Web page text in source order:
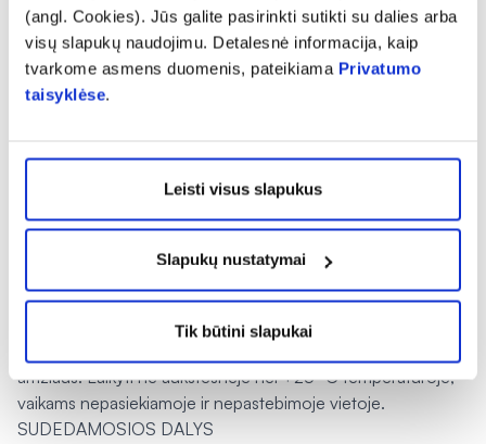
(angl. Cookies). Jūs galite pasirinkti sutikti su dalies arba
visų slapukų naudojimu. Detalesnė informacija, kaip
tvarkome asmens duomenis, pateikiama Privatumo
taisyklėse.
Leisti visus slapukus
Slapukų nustatymai
Tik būtini slapukai
Vitaminas D 10 µg
200
%
*RMV– referencinė maistinė vertė.
Grynasis kiekis: 122 g
nevartoti kaip maisto pakaitalo. Svarbu įvairi, subalansuota
mityba ir sveikas gyvenimo būdas. Nėščiosioms ir
žindyvėms prieš vartojimą rekomenduojama pasitarti su
amžiaus. Laikyti ne aukštesnėje nei +25 C temperatūroje,
vaikams nepasiekiamoje ir nepastebimoje vietoje.
SUDEDAMOSIOS DALYS